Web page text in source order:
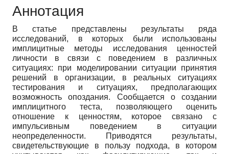
Аннотация
В статье представлены результаты ряда
исследований, в которых были использованы
имплицитные методы исследования ценностей
личности в связи с поведением в различных
ситуациях: при моделировании ситуации принятия
решений в организации, в реальных ситуациях
тестирования и ситуациях, предполагающих
возможность опоздания. Сообщается о создании
имплицитного теста, позволяющего оценить
отношение к ценностям, которое связано с
импульсивным поведением в ситуации
неопределенности. Приводятся результаты,
свидетельствующие в пользу подхода, в котором